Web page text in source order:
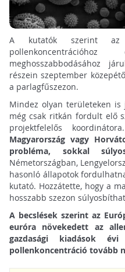
A kutatók szerint az
meghosszabbodásához
részein szeptember
a parlagfűszezon.
Mindez olyan területeken
még csak ritkán fordult elő
projektfelelős
Magyarország vagy
probléma, sokkal
Németországban,
hasonló állapotok
kutató. Hozzátette, hogy a
hosszabb szezon
A becslések szerint az
euróra növekedett az
gazdasági kiadások
pollenkoncentráció tovább